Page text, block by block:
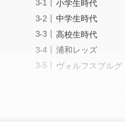
小学生時代
中学生時代
高校生時代
浦和レッズ
ヴォルフスブルグ